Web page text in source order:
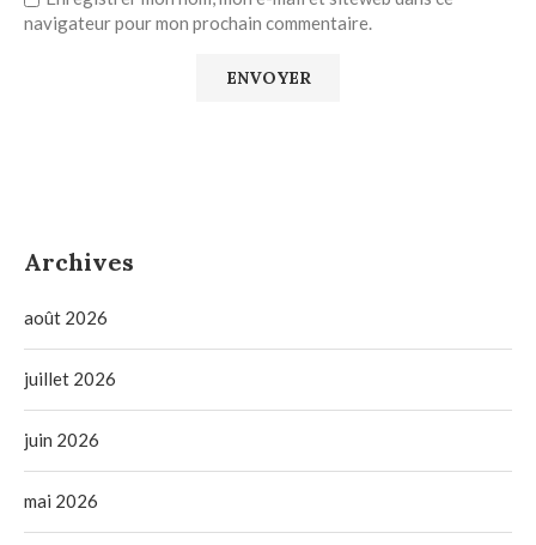
navigateur pour mon prochain commentaire.
Archives
août 2026
juillet 2026
juin 2026
mai 2026